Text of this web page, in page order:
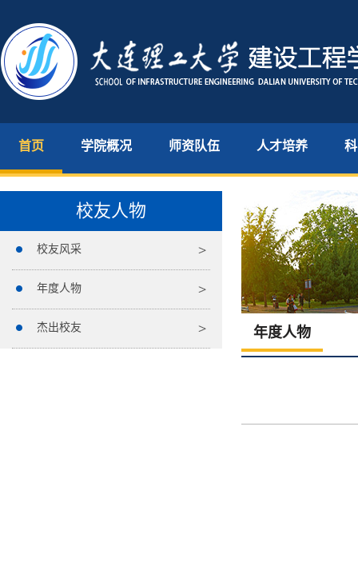
首页 学院概况 师资队伍 人才培养
校友人物
校友风采
年度人物
杰出校友 年度人物